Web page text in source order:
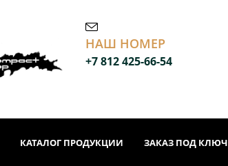
НАШ НОМЕР
+7 812 425-66-54
КАТАЛОГ ПРОДУКЦИИ ЗАКАЗ ПОД КЛЮЧ